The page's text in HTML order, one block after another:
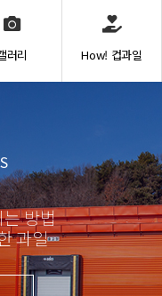
러리 How! 컵과일
방법
과일